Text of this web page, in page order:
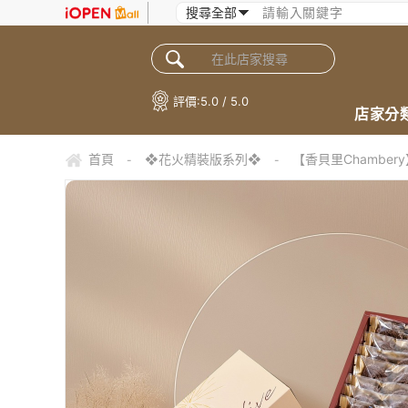
評價:5.0 / 5.0
店家分
首頁 - ❖花火精裝版系列❖ - 【香貝里